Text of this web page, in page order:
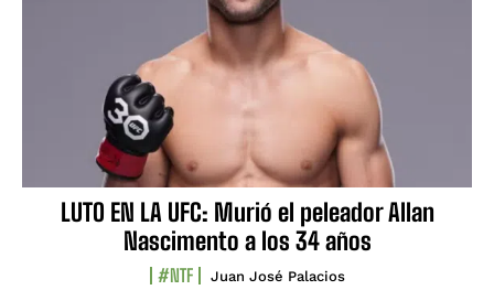
LUTO EN LA UFC: Murió el peleador Allan
Nascimento a los 34 años
#NTF Juan José Palacios